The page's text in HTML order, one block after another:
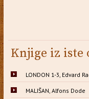
Knjige iz iste
LONDON 1-3, Edvard
MALIŠAN, Alfons Dode